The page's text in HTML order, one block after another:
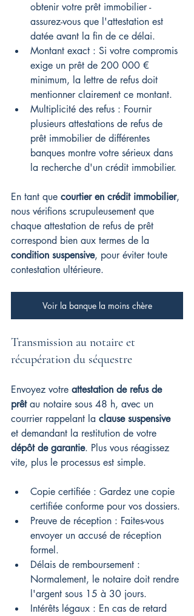
obtenir votre prêt immobilier -
assurez-vous que l'attestation est
datée avant la fin de ce délai.
Montant exact : Si votre compromis
exige un prêt de 200 000 €
minimum, la lettre de refus doit
mentionner clairement ce montant.
Multiplicité des refus : Fournir
plusieurs attestations de refus de
prêt immobilier de différentes
banques montre votre sérieux dans
la recherche d'un crédit immobilier.
En tant que courtier en crédit immobilier,
nous vérifions scrupuleusement que
chaque attestation de refus de prêt
correspond bien aux termes de la
condition suspensive, pour éviter toute
contestation ultérieure.
Voir la banque la moins chère
Transmission au notaire et
récupération du séquestre
Envoyez votre attestation de refus de
prêt au notaire sous 48 h, avec un
courrier rappelant la clause suspensive
et demandant la restitution de votre
dépôt de garantie. Plus vous réagissez
vite, plus le processus est simple.
Copie certifiée : Gardez une copie
certifiée conforme pour vos dossiers.
Preuve de réception : Faites-vous
envoyer un accusé de réception
formel.
Délais de remboursement :
Normalement, le notaire doit rendre
l'argent sous 15 à 30 jours.
Intérêts légaux : En cas de retard